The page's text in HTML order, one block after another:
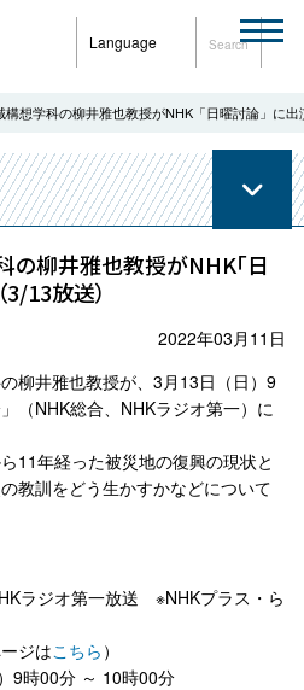
Language Search
構想学科の柳井雅也教授がNHK「日曜討論」に
柳井雅也教授がNHK「日
3/13放送）
2022年03月11日
柳井雅也教授が、3月13日（日）9
（NHK総合、NHKラジオ第一）に
11年経った被災地の復興の現状と
教訓をどう生かすかなどについて
ラジオ第一放送 ※NHKプラス・ら
ジはこちら ）
9時00分 ～ 10時00分